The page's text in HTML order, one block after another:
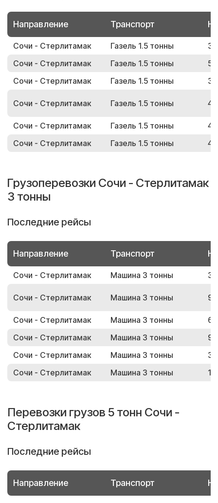
Направление Транспорт
Сочи - Стерлитамак Газель 1.5 тонны
Сочи - Стерлитамак
Газель 1.5 тонны
Сочи - Стерлитамак
Газель 1.5 тонны
Сочи - Стерлитамак Газель 1.5 тонны
Сочи - Стерлитамак Газель 1.5 тонны
Сочи - Стерлитамак
Газель 1.5 тонны
Грузоперевозки Сочи - Стерлитамак
3 тонны
Последние рейсы
Направление Транспорт
Сочи - Стерлитамак Машина 3 тонны
Сочи - Стерлитамак Машина 3 тонны
Сочи - Стерлитамак Машина 3 тонны
Сочи - Стерлитамак
Машина 3 тонны
Сочи - Стерлитамак
Машина 3 тонны
Сочи - Стерлитамак
Машина 3 тонны
Перевозки грузов 5 тонн Сочи -
Стерлитамак
Последние рейсы
Направление Транспорт